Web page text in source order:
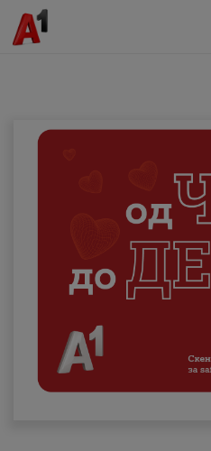
Деловни
Поддршка
Надополни кредит
Плати сметка